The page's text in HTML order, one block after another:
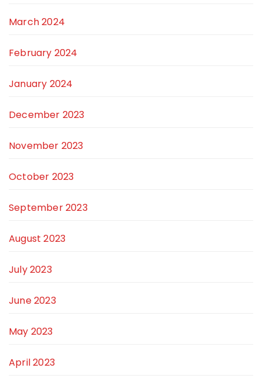
March 2024
February 2024
January 2024
December 2023
November 2023
October 2023
September 2023
August 2023
July 2023
June 2023
May 2023
April 2023